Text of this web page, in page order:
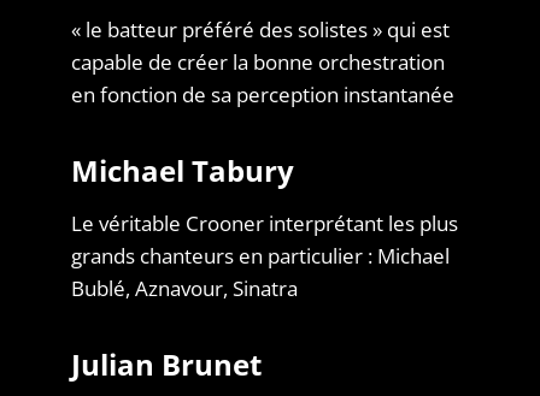
« le batteur préféré des solistes » qui est
capable de créer la bonne orchestration
en fonction de sa perception instantanée
Michael Tabury
Le véritable Crooner interprétant les plus
grands chanteurs en particulier : Michael
Bublé, Aznavour, Sinatra
Julian Brunet